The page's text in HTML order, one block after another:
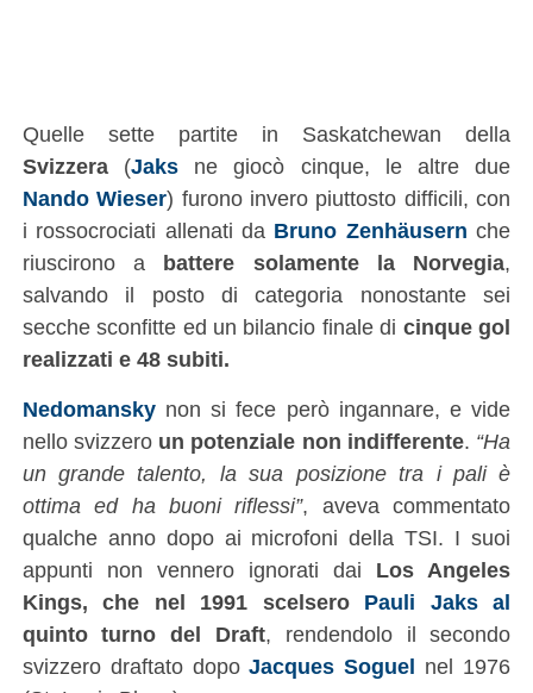
Quelle sette partite in Saskatchewan della
Svizzera(Jaksne giocò cinque, le altre due
Nando Wieser) furono invero piuttosto difficili, con
i rossocrociati allenati da Bruno Zenhäusern che
riuscirono a battere solamente la Norvegia,
salvando il posto di categoria nonostante sei
secche sconfitte ed un bilancio finale di cinque gol
realizzati e 48 subiti.
Nedomanskynon si fece però ingannare, e vide
nello svizzero un potenziale non indifferente. “Ha
un grande talento, la sua posizione tra i pali è
ottima ed ha buoni riflessi”, aveva commentato
qualche anno dopo ai microfoni della TSI. I suoi
appunti non vennero ignorati dai Los Angeles
Kings, che nel 1991 scelsero Pauli Jaks al
quinto turno del Draft, rendendolo il secondo
svizzero draftato dopoJacques Soguel nel 1976